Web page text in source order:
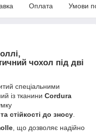
Оплата Умови
чохол під дві
спеціальними
із тканини Cordura
стійкості до зносу
, що дозволяє надійно